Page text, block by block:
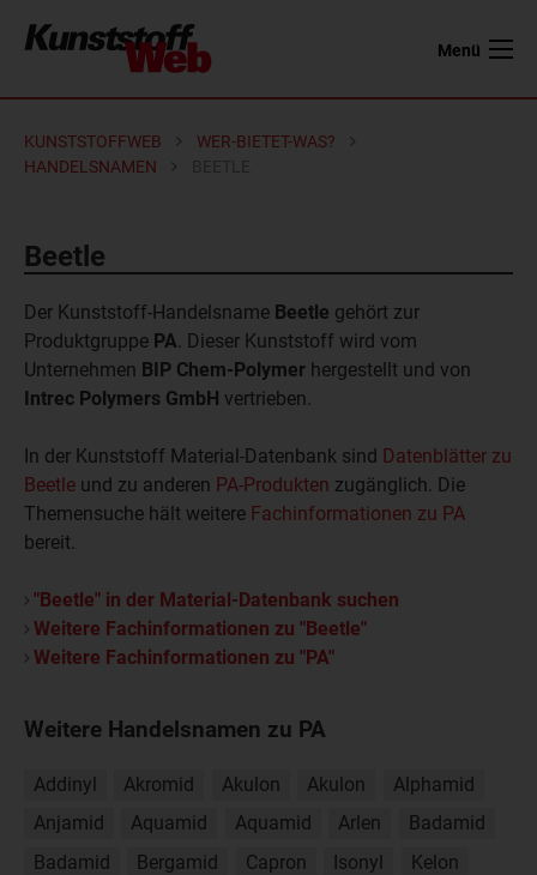
Menü
KUNSTSTOFFWEB
WER-BIETET-WAS?
HANDELSNAMEN
Beetle
Der Kunststoff-Handelsname Beetle gehört zur
Produktgruppe PA. Dieser Kunststoff wird vom
Unternehmen BIP Chem-Polymer hergestellt und von
Intrec Polymers GmbH vertrieben.
In der Kunststoff Material-Datenbank sind Datenblätter zu
Beetle und zu anderen PA-Produkten zugänglich. Die
Themensuche hält weitere Fachinformationen zu PA
bereit.
"Beetle" in der Material-Datenbank suchen
Weitere Fachinformationen zu "Beetle"
Weitere Fachinformationen zu "PA"
Weitere Handelsnamen zu PA
Addinyl Akromid Akulon Akulon
Alphamid
Anjamid
Aquamid Aquamid Arlen
Badamid
Badamid
Bergamid Capron Isonyl
Kelon